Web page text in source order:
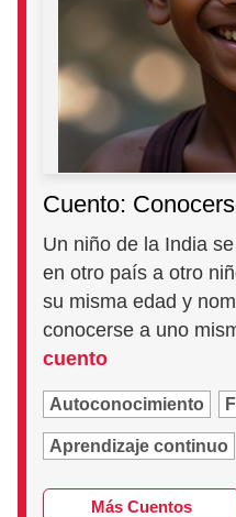
Cuento:
Un niño de la India
en otro país a otro
su misma edad y
conocerse a uno
cuento
Autoconocimiento
Aprendizaje continuo
Más Cuentos